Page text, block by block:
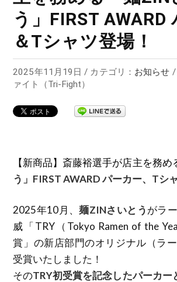
う」FIRST AWARD
＆Tシャツ登場！
2025年11月19日 / カテゴリ： お知らせ /
ァイト（Tri-Fight）
【新商品】斎藤裕選手が店主を務め
う」FIRST AWARD パーカー、Tシ
2025年10月、麺ZINさいとうがラ
威「TRY（Tokyo Ramen of the
賞」の新店部門のオリジナル（ラ
受賞いたしました！
そのTRY初受賞を記念したパーカー